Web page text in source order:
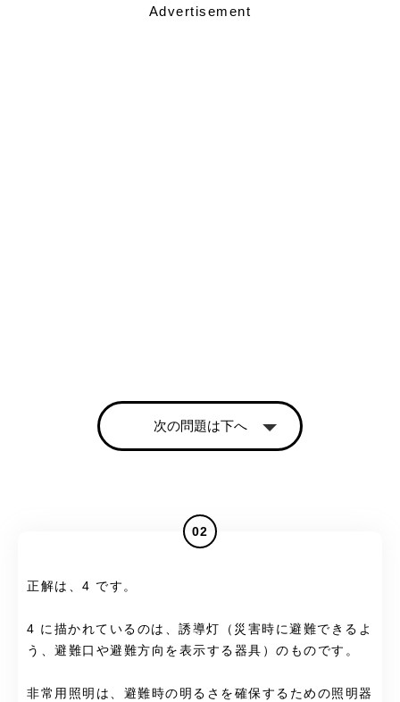
Advertisement
次の問題は下へ
02
正解は、4 です。
4 に描かれているのは、誘導灯（災害時に避難できるよ
う、避難口や避難方向を表示する器具）のものです。
非常用照明は、避難時の明るさを確保するための照明器